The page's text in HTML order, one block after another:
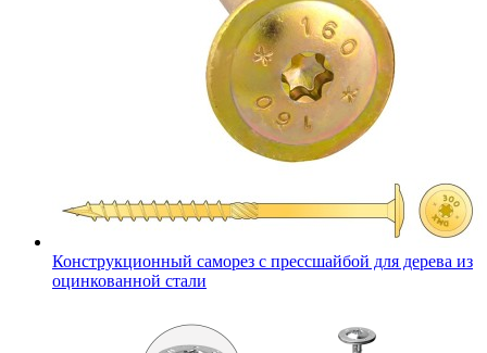
Конструкционный саморез с прессшайбой для дерева из
оцинкованной стали